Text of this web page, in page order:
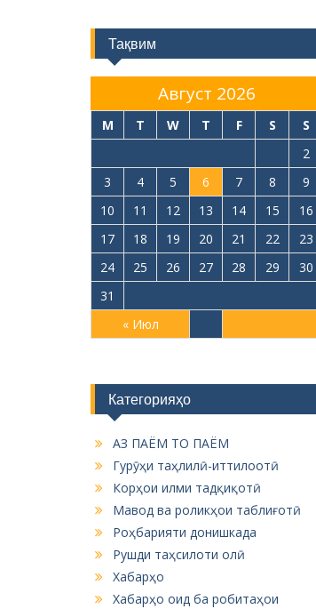
Тақвим
Август 2026
M T W T F S S
« Июл
2
3
4 5 6 7 8
9
10
11 12 13 14 15
16
17
18 19 20 21 22
23
24
25 26 27 28 29
30
31
Категорияҳо
АЗ ПАЁМ ТО ПАЁМ
Гурӯҳи таҳлилӣ-иттилоотӣ
Корҳои илми тадқиқотӣ
Мавод ва роликҳои таблиғотӣ
Роҳбарияти донишкада
Рушди таҳсилоти олӣ
Хабарҳо
Хабарҳо оид ба робитаҳои